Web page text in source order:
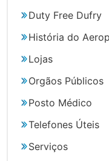
Duty Free Dufry
História do
Lojas
Orgãos Públicos
Posto Médico
Telefones Úteis
Serviços